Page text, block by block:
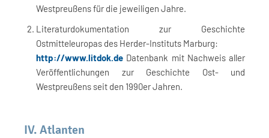
Westpreußens für die jeweiligen Jahre.
Literaturdokumentation zur Geschichte
Ostmitteleuropas des Herder-Instituts Marburg:
http://www.litdok.de Datenbank mit Nachweis aller
Veröffentlichungen zur Geschichte Ost- und
Westpreußens seit den 1990er Jahren.
IV. Atlanten